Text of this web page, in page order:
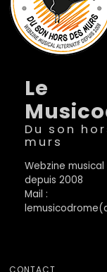
Le
Du son
murs
Webzine
depuis 2008
Mail :
CONTACT